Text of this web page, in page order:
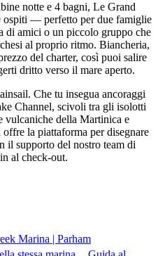
notte e 4 bagni, Le Grand
ospiti — perfetto per due famiglie
di amici o un piccolo gruppo che
al proprio ritmo. Biancheria,
del charter, così puoi salire
dritto verso il mare aperto.
Che tu insegua ancoraggi
Channel, scivoli tra gli isolotti
vulcaniche della Martinica e
la piattaforma per disegnare
il supporto del nostro team di
al check-out.
Marina | Parham